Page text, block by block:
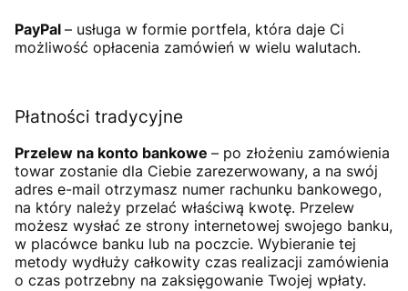
PayPal – usługa w formie portfela, która daje Ci
możliwość opłacenia zamówień w wielu walutach.
Płatności tradycyjne
Przelew na konto bankowe – po złożeniu zamówienia
towar zostanie dla Ciebie zarezerwowany, a na swój
adres e-mail otrzymasz numer rachunku bankowego,
na który należy przelać właściwą kwotę. Przelew
możesz wysłać ze strony internetowej swojego banku,
w placówce banku lub na poczcie. Wybieranie tej
metody wydłuży całkowity czas realizacji zamówienia
o czas potrzebny na zaksięgowanie Twojej wpłaty.